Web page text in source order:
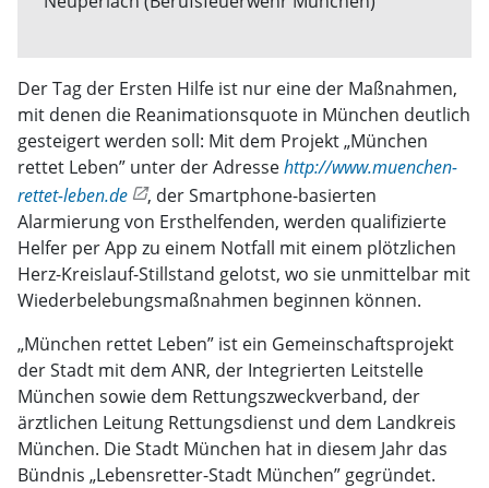
Der Tag der Ersten Hilfe ist nur eine der Maßnahmen,
mit denen die Reanimationsquote in München deutlich
gesteigert werden soll: Mit dem Projekt „München
rettet Leben” unter der Adressehttp://www.muenchen-
rettet-leben.de
, der Smartphone-basierten
Alarmierung von Ersthelfenden, werden qualifizierte
Helfer per App zu einem Notfall mit einem plötzlichen
Herz-Kreislauf-Stillstand gelotst, wo sie unmittelbar mit
Wiederbelebungsmaßnahmen beginnen können.
„München rettet Leben” ist ein Gemeinschaftsprojekt
der Stadt mit dem ANR, der Integrierten Leitstelle
München sowie dem Rettungszweckverband, der
ärztlichen Leitung Rettungsdienst und dem Landkreis
München. Die Stadt München hat in diesem Jahr das
Bündnis „Lebensretter-Stadt München” gegründet.